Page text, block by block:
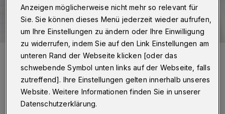
Symbolbild.
Anzeigen möglicherweise nicht mehr so relevant für
Sie. Sie können dieses Menü jederzeit wieder aufrufen,
um Ihre Einstellungen zu ändern oder Ihre Einwilligung
zu widerrufen, indem Sie auf den Link Einstellungen am
unteren Rand der Webseite klicken [oder das
schwebende Symbol unten links auf der Webseite, falls
zutreffend]. Ihre Einstellungen gelten innerhalb unseres
Website. Weitere Informationen finden Sie in unserer
Datenschutzerklärung.